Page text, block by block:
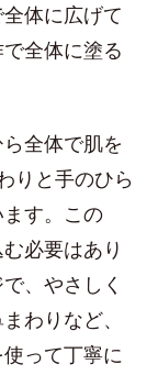
体に広げて
全体に塗る
全体で肌を
りと手のひら
す。この
必要はあり
、やさしく
わりなど、
って丁寧に